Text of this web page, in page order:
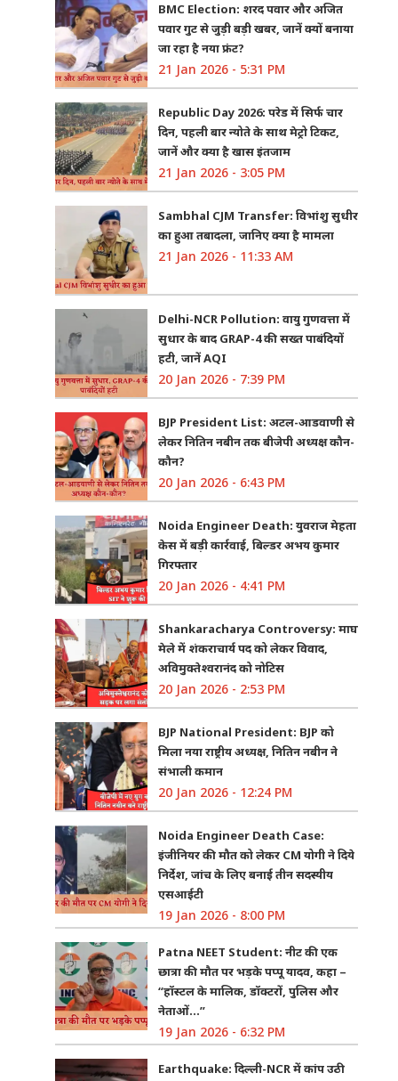
BMC Election: शरद पवार और अजित
पवार गुट से जुड़ी बड़ी खबर, जानें क्यों बनाया
जा रहा है नया फ्रंट?
21 Jan 2026 - 5:31 PM
Republic Day 2026: परेड में सिर्फ चार
दिन, पहली बार न्योते के साथ मेट्रो टिकट,
जानें और क्या है खास इंतजाम
21 Jan 2026 - 3:05 PM
Sambhal CJM Transfer: विभांशु सुधीर
का हुआ तबादला, जानिए क्या है मामला
21 Jan 2026 - 11:33 AM
Delhi-NCR Pollution: वायु गुणवत्ता में
सुधार के बाद GRAP-4 की सख्त पाबंदियों
हटी, जानें AQI
20 Jan 2026 - 7:39 PM
BJP President List: अटल-आडवाणी से
लेकर नितिन नबीन तक बीजेपी अध्यक्ष कौन-
कौन?
20 Jan 2026 - 6:43 PM
Noida Engineer Death: युवराज मेहता
केस में बड़ी कार्रवाई, बिल्डर अभय कुमार
गिरफ्तार
20 Jan 2026 - 4:41 PM
Shankaracharya Controversy: माघ
मेले में शंकराचार्य पद को लेकर विवाद,
अविमुक्तेश्वरानंद को नोटिस
20 Jan 2026 - 2:53 PM
BJP National President: BJP को
मिला नया राष्ट्रीय अध्यक्ष, नितिन नबीन ने
संभाली कमान
20 Jan 2026 - 12:24 PM
Noida Engineer Death Case:
इंजीनियर की मौत को लेकर CM योगी ने दिये
निर्देश, जांच के लिए बनाई तीन सदस्यीय
एसआईटी
19 Jan 2026 - 8:00 PM
Patna NEET Student: नीट की एक
छात्रा की मौत पर भड़के पप्पू यादव, कहा –
“हॉस्टल के मालिक, डॉक्टरों, पुलिस और
नेताओं…”
19 Jan 2026 - 6:32 PM
Earthquake: दिल्ली-NCR में कांप उठी